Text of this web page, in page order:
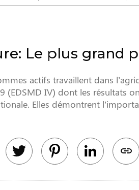
Le plus grand
actifs travaillent dans
IV) dont les résultats
Elles démontrent